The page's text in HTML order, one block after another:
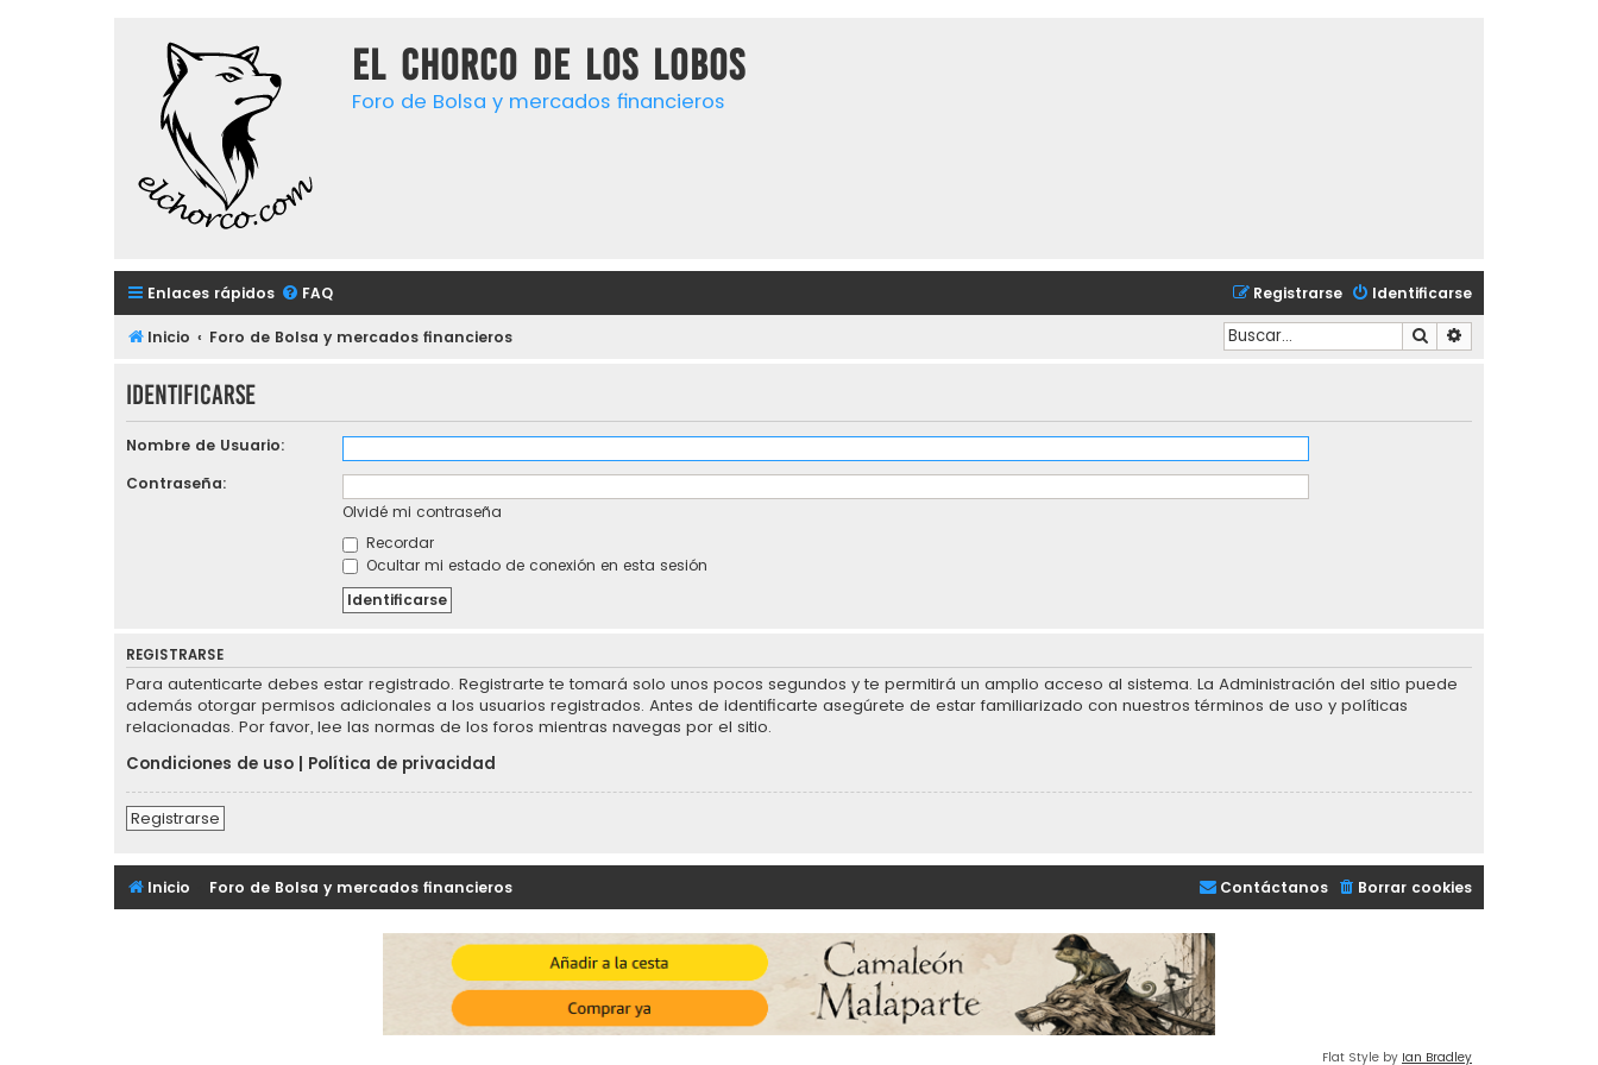
El chorco de los lobos
Foro de Bolsa y mercados financieros
Enlaces rápidos FAQ Identificarse
Registrarse
Inicio Foro de Bolsa y mercados financieros Buscar
Identificarse
Nombre de Usuario:
Contraseña:
Olvidé mi contraseña
Recordar
Ocultar mi estado de conexión en esta sesión
REGISTRARSE
Para autenticarte debes estar registrado. Registrarte te tomará solo unos pocos segundos y te permitirá un amplio acceso al sistema. La Administración del sitio puede
además otorgar permisos adicionales a los usuarios registrados. Antes de identificarte asegúrete de estar familiarizado con nuestros términos de uso y políticas
relacionadas. Por favor, lee las normas de los foros mientras navegas por el sitio.
Condiciones de uso
Política de privacidad
Registrarse
Inicio Foro de Bolsa y mercados financieros Borrar cookies
Contáctanos
Flat Style by Ian Bradley